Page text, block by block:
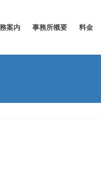
案内 事務所概要 料金